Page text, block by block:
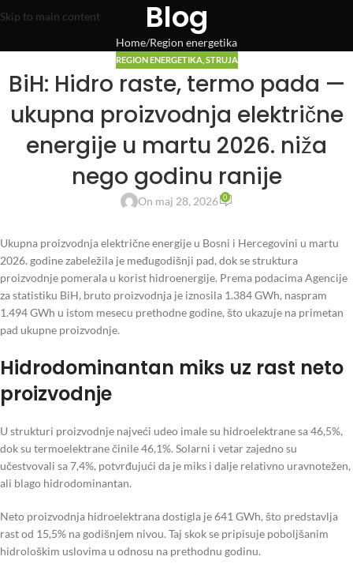
Skip to main content Blog
Home Region energetika
REGION ENERGETIKA, STRUJA
BiH: Hidro raste, termo pada —
ukupna proizvodnja električne
energije u martu 2026. niža
nego godinu ranije
On maj 28, 2026 0
Ukupna proizvodnja električne energije u Bosni i Hercegovini u martu
2026. godine zabeležila je međugodišnji pad, dok se struktura
proizvodnje pomerala u korist hidroenergije. Prema podacima Agencije
za statistiku BiH, bruto proizvodnja je iznosila 1.384 GWh, naspram
1.494 GWh u istom mesecu prethodne godine, što ukazuje na primetan
pad ukupne proizvodnje.
Hidrodominantan miks uz rast neto
proizvodnje
U strukturi proizvodnje najveći udeo imale su hidroelektrane sa 46,5%,
dok su termoelektrane činile 46,1%. Solarni i vetar zajedno su
učestvovali sa 7,4%, potvrđujući da je miks i dalje relativno uravnotežen,
ali blago hidrodominantan.
Neto proizvodnja hidroelektrana dostigla je 641 GWh, što predstavlja
rast od 15,5% na godišnjem nivou. Taj skok se pripisuje poboljšanim
hidrološkim uslovima u odnosu na prethodnu godinu.